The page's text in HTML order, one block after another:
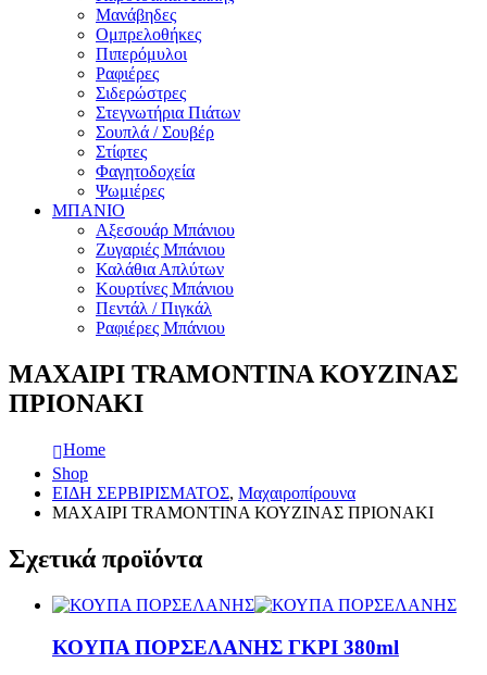
Μανάβηδες
Ομπρελοθήκες
Πιπερόμυλοι
Ραφιέρες
Σιδερώστρες
Στεγνωτήρια Πιάτων
Σουπλά / Σουβέρ
Στίφτες
Φαγητοδοχεία
Ψωμιέρες
ΜΠΑΝΙΟ
Αξεσουάρ Μπάνιου
Ζυγαριές Μπάνιου
Καλάθια Απλύτων
Κουρτίνες Μπάνιου
Πεντάλ / Πιγκάλ
Ραφιέρες Μπάνιου
ΜΑΧΑΙΡΙ TRAMONTINA ΚΟΥΖΙΝΑΣ
ΠΡΙΟΝΑΚΙ
Home
Shop
ΕΙΔΗ ΣΕΡΒΙΡΙΣΜΑΤΟΣ, Μαχαιροπίρουνα
ΜΑΧΑΙΡΙ TRAMONTINA ΚΟΥΖΙΝΑΣ ΠΡΙΟΝΑΚΙ
Σχετικά προϊόντα
ΚΟΥΠΑ ΠΟΡΣΕΛΑΝΗΣ ΓΚΡΙ 380ml